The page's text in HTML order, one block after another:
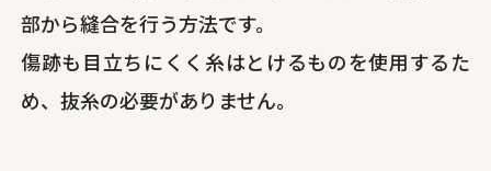
部から縫合を行う方法です。
傷跡も目立ちにくく糸はとけるものを使用するた
め、抜糸の必要がありません。